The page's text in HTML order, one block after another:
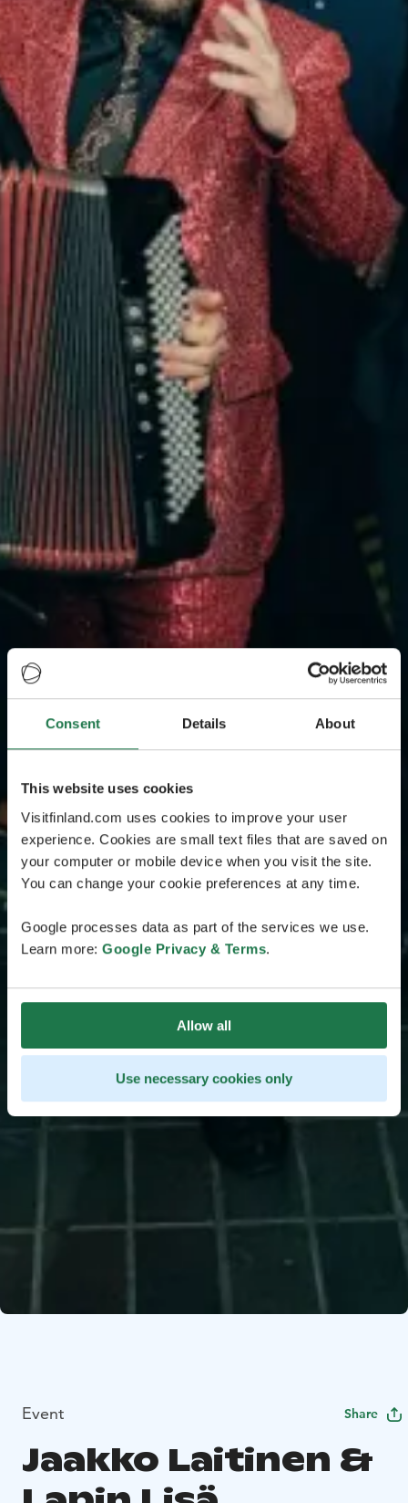
Consent Details About
This website uses cookies
Visitfinland.com uses cookies to improve your user
experience. Cookies are small text files that are saved on
your computer or mobile device when you visit the site.
You can change your cookie preferences at any time.
Google processes data as part of the services we use.
Learn more: Google Privacy & Terms.
Allow all
Use necessary cookies only
Event Share
Jaakko Laitinen &